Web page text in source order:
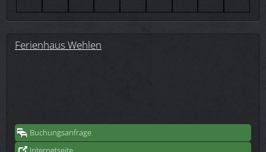
Ferienhaus Wehlen
Buchungsanfrage